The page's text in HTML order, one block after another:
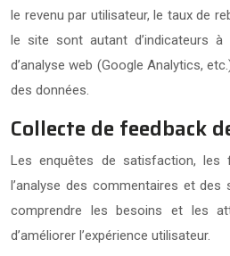
le revenu par utilisateur, le taux de
le site sont autant d’indicateurs à
d’analyse web (Google Analytics,
des données.
Collecte de feedback
Les enquêtes de satisfaction,
l’analyse des commentaires et
comprendre les besoins et les
d’améliorer l’expérience utilisateur.